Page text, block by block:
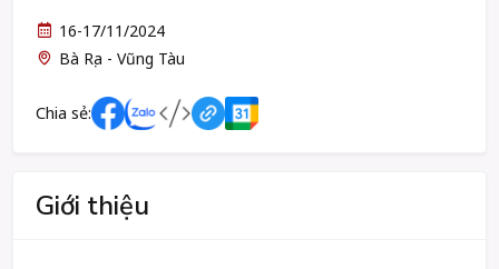
16-17/11/2024
Bà Rịa - Vũng Tàu
Chia sẻ:
Giới thiệu